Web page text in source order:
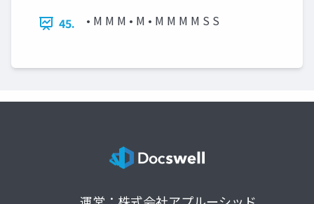
45. • M M M • M • M M M M S S